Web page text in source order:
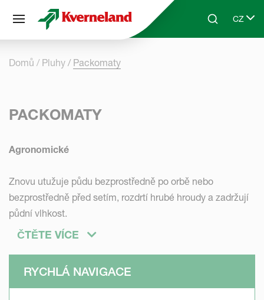
Skip to main contentSearchCZ
Select
Domů Pluhy Packomaty
PACKOMATY
Agronomické
Znovu utužuje půdu bezprostředně po orbě nebo
bezprostředně před setím, rozdrtí hrubé hroudy a zadržují
půdní vlhkost.
Efektivní
ČTĚTE VÍCE
RYCHLÁ NAVIGACE
Panel pro správu cookies